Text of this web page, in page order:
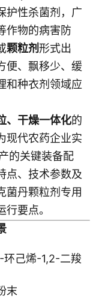
护性杀菌剂，广
作物的病害防
颗粒剂形式出
便、飘移少、缓
和种衣剂领域应
、干燥一体化的
现代农药企业实
的关键装备配
点、技术参数及
菌丹颗粒剂专用
要点。
己烯-1,2-二羧
末